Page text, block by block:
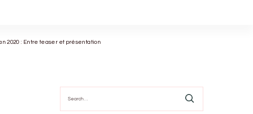
2020 : Entre teaser et présentation
for: